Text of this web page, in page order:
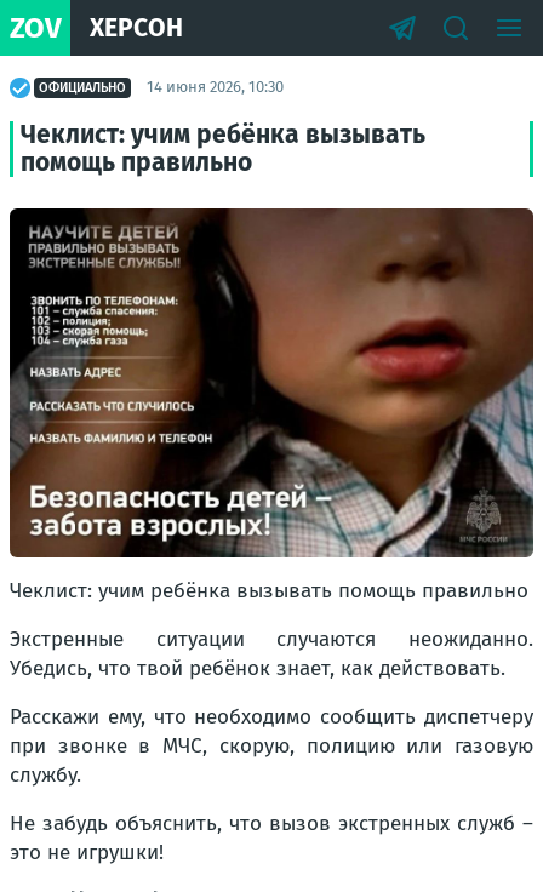
ZOV ХЕРСОН
ОФИЦИАЛЬНО 14 июня 2026, 10:30
Чеклист: учим ребёнка вызывать
помощь правильно
Чеклист: учим ребёнка вызывать помощь правильно
Экстренные ситуации случаются неожиданно.
Убедись, что твой ребёнок знает, как действовать.
Расскажи ему, что необходимо сообщить диспетчеру
при звонке в МЧС, скорую, полицию или газовую
службу.
Не забудь объяснить, что вызов экстренных служб –
это не игрушки!